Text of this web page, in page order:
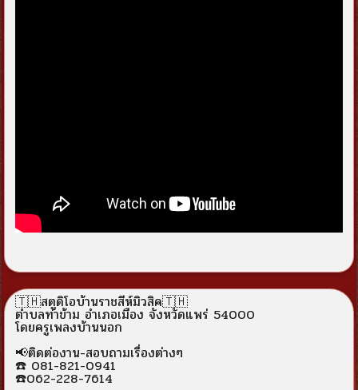
🇹🇭สตูดิโอบ้านราชสีห์มิวสิค🇹🇭
ตำบลท่าข้าม อำเภอเมือง จังหวัดแพร่ 54000
โดยครูเพลงบ้านนอก
📢ติดต่องาน-สอบถามเรื่องต่างๆ
☎️ 081-821-0941
☎️062-228-7614